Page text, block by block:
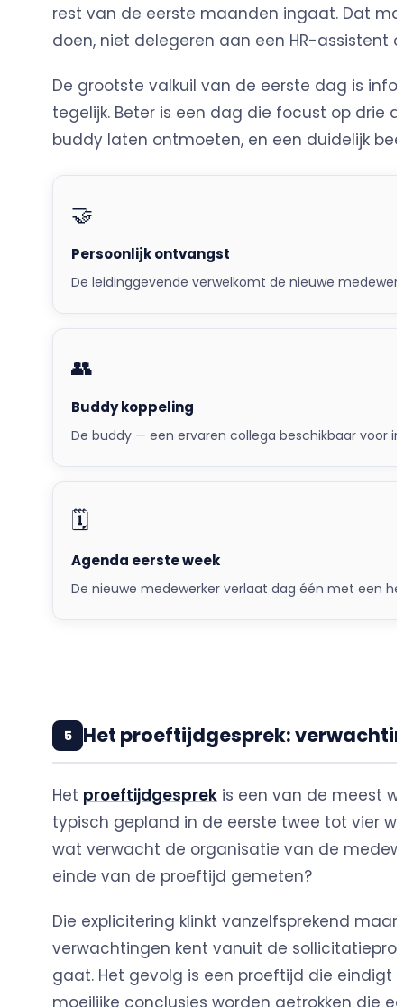
rest van de eerste maanden ingaat. Dat
doen, niet delegeren aan een HR-assistent
De grootste valkuil van de eerste dag is
tegelijk. Beter is een dag die focust op drie
buddy laten ontmoeten, en een duidelijk
🤝
Persoonlijk ontvangst
De leidinggevende verwelkomt de nieuwe
👥
Buddy koppeling
De buddy — een ervaren collega beschikbaar voor
🗓️
Agenda eerste week
De nieuwe medewerker verlaat dag één met een
5 Het proeftijdgesprek:
Het proeftijdgesprek is een van de meest
typisch gepland in de eerste twee tot vier
wat verwacht de organisatie van de
einde van de proeftijd gemeten?
Die explicitering klinkt vanzelfsprekend
verwachtingen kent vanuit de
gaat. Het gevolg is een proeftijd die